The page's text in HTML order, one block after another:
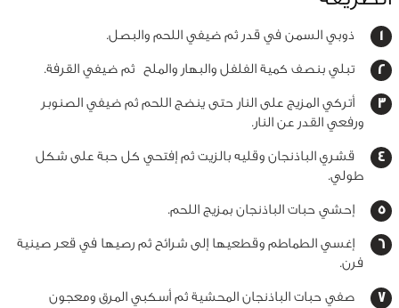
ذوبي السمن في قدر ثم ضيفي اللحم والبصل.
تبلي بنصف كمية الفلفل والبهار والملح ثم ضيفي القرفة.
أتركي المزيج على النار حتى ينضج اللحم ثم ضيفي الصنوبر
ورفعي القدر عن النار.
قشري الباذنجان وقليه بالزيت ثم إفتحي كل حبة على شكل
طولي.
إحشي حبات الباذنجان بمزيج اللحم.
إغسي الطماطم وقطعيها إلى شرائح ثم رصيها في قعر صينية
فرن.
صفي حبات الباذنجان المحشية ثم أسكبي المرق ومعجون